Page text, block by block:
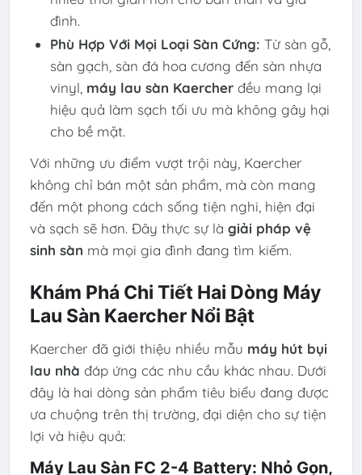
đình.
Phù Hợp Với Mọi Loại Sàn Cứng: Từ sàn gỗ,
sàn gạch, sàn đá hoa cương đến sàn nhựa
vinyl, máy lau sàn Kaercherđều mang lại
hiệu quả làm sạch tối ưu mà không gây hại
cho bề mặt.
Với những ưu điểm vượt trội này, Kaercher
không chỉ bán một sản phẩm, mà còn mang
đến một phong cách sống tiện nghi, hiện đại
và sạch sẽ hơn. Đây thực sự là giải pháp vệ
sinh sàn mà mọi gia đình đang tìm kiếm.
Khám Phá Chi Tiết Hai Dòng Máy
Lau Sàn Kaercher Nổi Bật
Kaercher đã giới thiệu nhiều mẫu máy hút bụi
lau nhà đáp ứng các nhu cầu khác nhau. Dưới
đây là hai dòng sản phẩm tiêu biểu đang được
ưa chuộng trên thị trường, đại diện cho sự tiện
lợi và hiệu quả:
Máy Lau Sàn FC 2-4 Battery: Nhỏ Gọn,